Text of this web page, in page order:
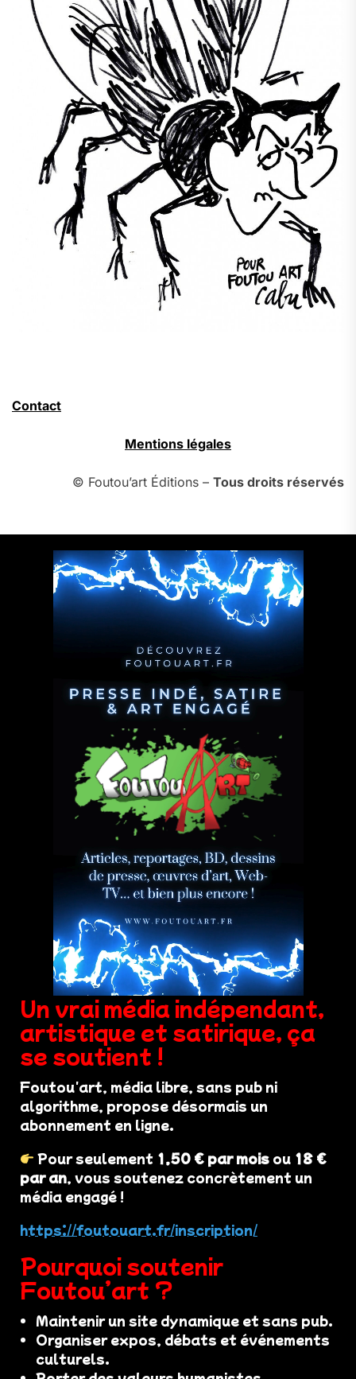
Contact
Mentions légales
© Foutou’art Éditions – Tous droits réservés
Un vrai média indépendant,
artistique et satirique, ça
se soutient !
Foutou'art, média libre, sans pub ni
algorithme, propose désormais un
abonnement en ligne.
Pour seulement 1,50 € par mois ou 18 €
par an, vous soutenez concrètement un
média engagé !
https://foutouart.fr/inscription/
Pourquoi soutenir
Foutou’art ?
Maintenir un site dynamique et sans pub.
Organiser expos, débats et événements
culturels.